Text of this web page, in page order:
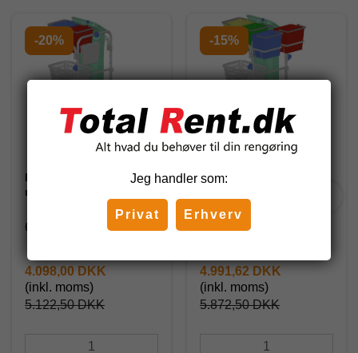
-20%
DIT rengøringsvogn,
model 600547
600547
5.122,50 DKK
4.098,00 DKK
(inkl. moms)
-15%
DIT rengøringsvogn,
5.872,50 DKK
4.991,62 DKK
(inkl. moms)
Jeg handler som:
Privat Erhverv